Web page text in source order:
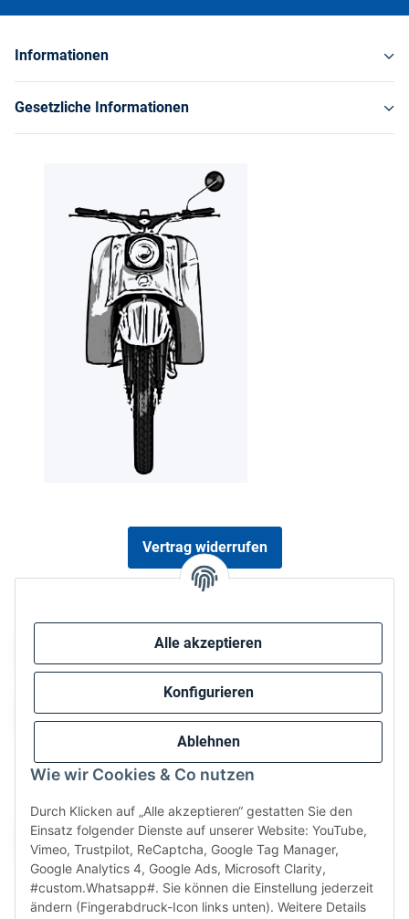
Alle akzeptieren
Konfigurieren
Ablehnen
Wie wir Cookies & Co nutzen
Durch Klicken auf „Alle akzeptieren“ gestatten Sie den
Einsatz folgender Dienste auf unserer Website: YouTube,
Vimeo, Trustpilot, ReCaptcha, Google Tag Manager,
Google Analytics 4, Google Ads, Microsoft Clarity,
#custom.Whatsapp#. Sie können die Einstellung jederzeit
ändern (Fingerabdruck-Icon links unten). Weitere Details
Informationen
Gesetzliche Informationen
Vertrag widerrufen
Wir versenden via: